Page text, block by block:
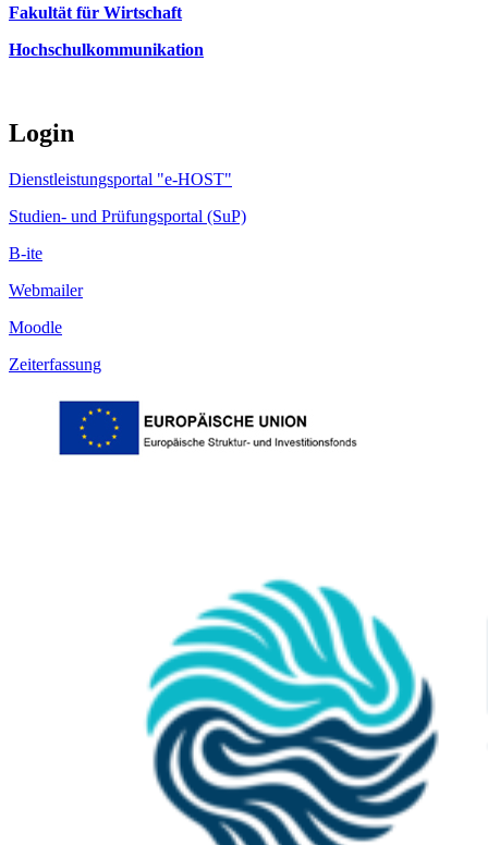
Fakultät für Wirtschaft
Hochschulkommunikation
Login
Dienstleistungsportal "e-HOST"
Studien- und Prüfungsportal (SuP)
B-ite
Webmailer
Moodle
Zeiterfassung